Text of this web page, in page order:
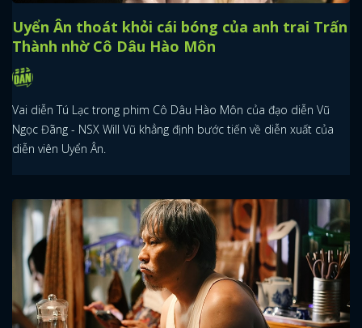
Uyển Ân thoát khỏi cái bóng của anh trai Trấn
Thành nhờ Cô Dâu Hào Môn
Vai diễn Tú Lạc trong phim Cô Dâu Hào Môn của đạo diễn Vũ
Ngọc Đãng - NSX Will Vũ khẳng định bước tiến về diễn xuất của
diễn viên Uyển Ân.